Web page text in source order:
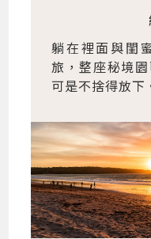
躺在裡面與閨
旅，整座秘境
可是不捨得放下